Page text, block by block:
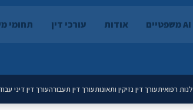
אודות עורכי דין תחומי
רפואיתעורך דין נזיקין ותאונותעורך דין תעבורהעורך דין דיני